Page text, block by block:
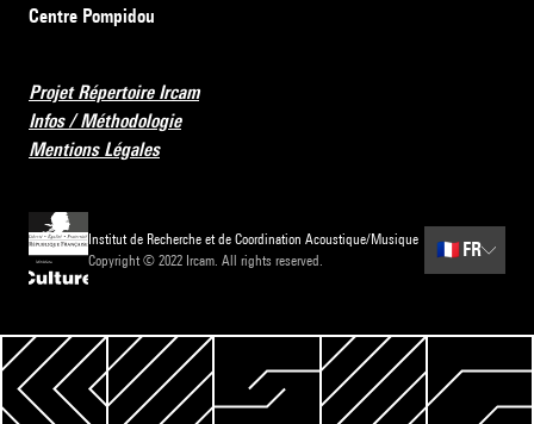
Centre Pompidou
Projet Répertoire Ircam
Infos / Méthodologie
Mentions Légales
Institut de Recherche et de Coordination Acoustique/Musique
Copyright © 2022 Ircam. All rights reserved.
🇫🇷 FR